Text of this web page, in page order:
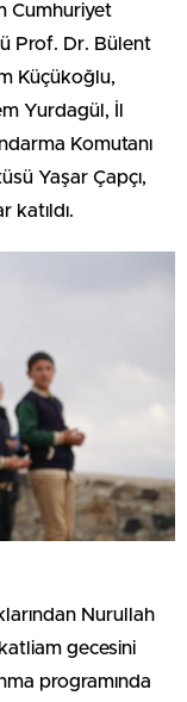
Cumhuriyet
Prof. Dr. Bülent
Küçükoğlu,
Yurdagül, İl
Komutanı
Yaşar Çapçı,
katıldı.
Nurullah
gecesini
programında